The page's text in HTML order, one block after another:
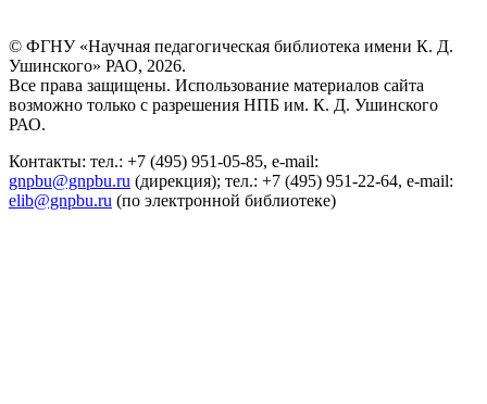
© ФГНУ «Научная педагогическая библиотека имени К. Д.
Ушинского» РАО, 2026.
Все права защищены. Использование материалов сайта
возможно только с разрешения НПБ им. К. Д. Ушинского
РАО.
Контакты: тел.: +7 (495) 951-05-85, e-mail:
gnpbu@gnpbu.ru (дирекция); тел.: +7 (495) 951-22-64, e-mail:
elib@gnpbu.ru (по электронной библиотеке)